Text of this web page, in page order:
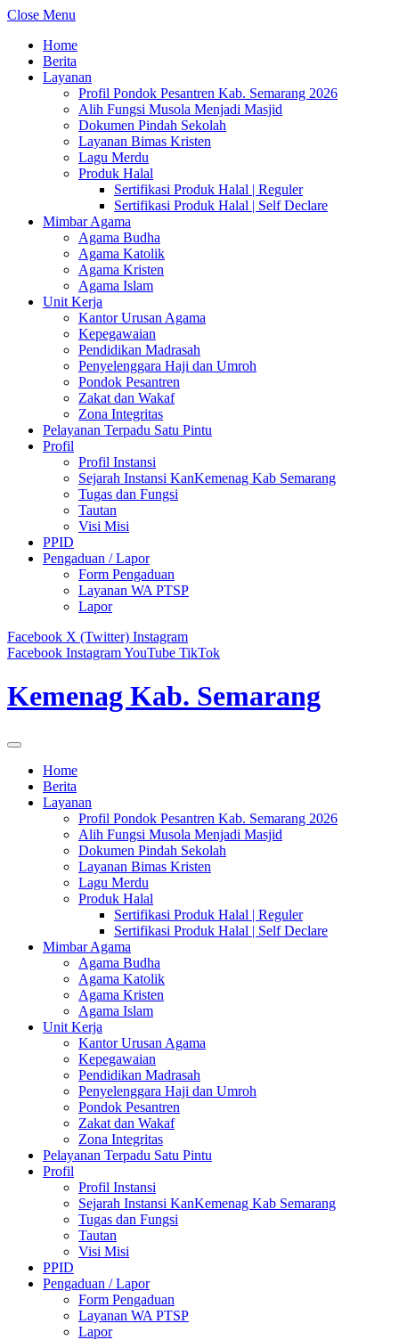
Close Menu
Home
Berita
Layanan
Profil Pondok Pesantren Kab. Semarang 2026
Alih Fungsi Musola Menjadi Masjid
Dokumen Pindah Sekolah
Layanan Bimas Kristen
Lagu Merdu
Produk Halal
Sertifikasi Produk Halal | Reguler
Sertifikasi Produk Halal | Self Declare
Mimbar Agama
Agama Budha
Agama Katolik
Agama Kristen
Agama Islam
Unit Kerja
Kantor Urusan Agama
Kepegawaian
Pendidikan Madrasah
Penyelenggara Haji dan Umroh
Pondok Pesantren
Zakat dan Wakaf
Zona Integritas
Pelayanan Terpadu Satu Pintu
Profil
Profil Instansi
Sejarah Instansi KanKemenag Kab Semarang
Tugas dan Fungsi
Tautan
Visi Misi
PPID
Pengaduan / Lapor
Form Pengaduan
Layanan WA PTSP
Lapor
Facebook X (Twitter) Instagram
Facebook InstagramYouTube TikTok
Kemenag Kab. Semarang
Home
Berita
Layanan
Profil Pondok Pesantren Kab. Semarang 2026
Alih Fungsi Musola Menjadi Masjid
Dokumen Pindah Sekolah
Layanan Bimas Kristen
Lagu Merdu
Produk Halal
Sertifikasi Produk Halal | Reguler
Sertifikasi Produk Halal | Self Declare
Mimbar Agama
Agama Budha
Agama Katolik
Agama Kristen
Agama Islam
Unit Kerja
Kantor Urusan Agama
Kepegawaian
Pendidikan Madrasah
Penyelenggara Haji dan Umroh
Pondok Pesantren
Zakat dan Wakaf
Zona Integritas
Pelayanan Terpadu Satu Pintu
Profil
Profil Instansi
Sejarah Instansi KanKemenag Kab Semarang
Tugas dan Fungsi
Tautan
Visi Misi
PPID
Pengaduan / Lapor
Form Pengaduan
Layanan WA PTSP
Lapor